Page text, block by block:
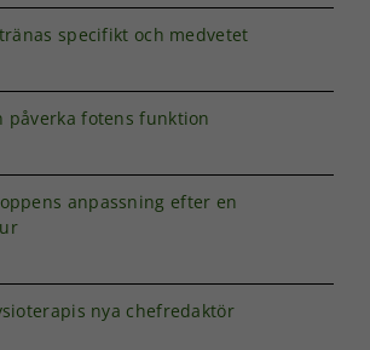
specifikt och medvetet
påverka fotens funktion
anpassning efter en
nya chefredaktör
taget ska
fungera.
Statistik
hemsidans
baserat på
hur